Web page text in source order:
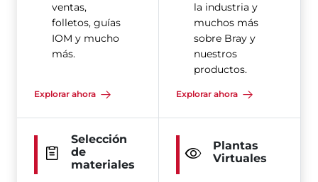
ventas,
folletos, guías
IOM y mucho
más.
Explorar ahora
la industria y
muchos más
sobre Bray y
nuestros
productos.
Explorar ahora
Selección
de
materiales
Plantas
Virtuales